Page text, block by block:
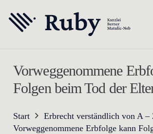
Vorweggenommene
Folgen beim Tod der
Start
Erbrecht verständlich von A –
Vorweggenommene Erbfolge kann